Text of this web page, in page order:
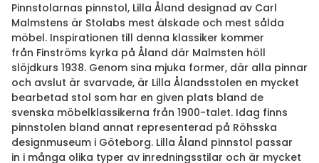
Pinnstolarnas pinnstol, Lilla Åland designad av Carl
Malmstens är Stolabs mest älskade och mest sålda
möbel. Inspirationen till denna klassiker kommer
från Finströms kyrka på Åland där Malmsten höll
slöjdkurs 1938. Genom sina mjuka former, där alla pinnar
och avslut är svarvade, är Lilla Ålandsstolen en mycket
bearbetad stol som har en given plats bland de
svenska möbelklassikerna från 1900-talet. Idag finns
pinnstolen bland annat representerad på Röhsska
designmuseum i Göteborg. Lilla Åland pinnstol passar
in i många olika typer av inredningsstilar och är mycket